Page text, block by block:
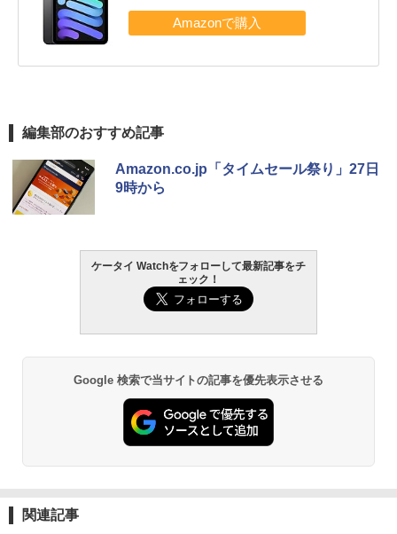
編集部のおすすめ記事
Amazon.co.jp「タイムセール祭り」27日
9時から
ケータイ Watchをフォローして最新記事をチ
ェック！
Google 検索で当サイトの記事を優先表示させる
関連記事